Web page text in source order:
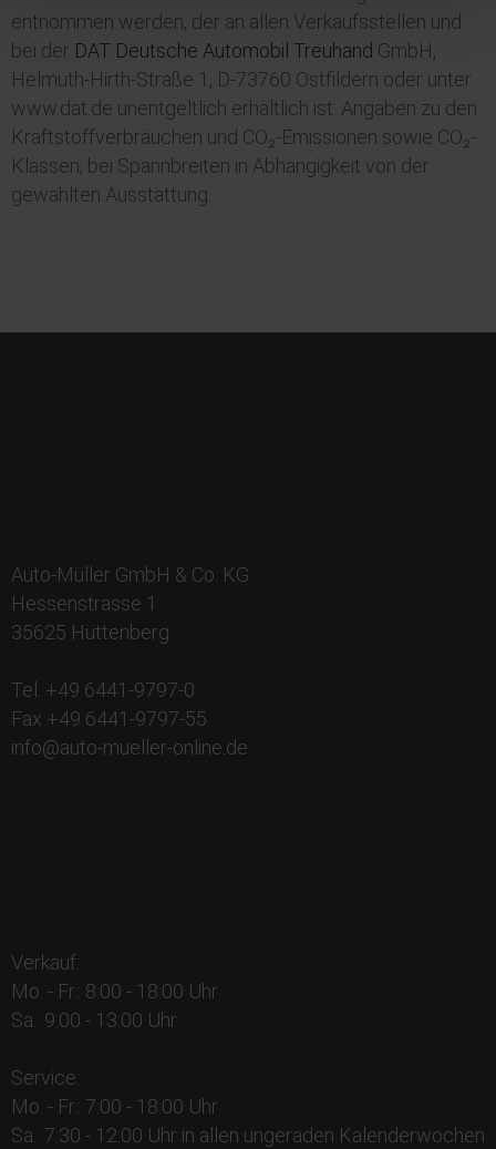
entnommen werden, der an allen Verkaufsstellen und
bei der DAT Deutsche Automobil Treuhand GmbH,
Helmuth-Hirth-Straße 1, D-73760 Ostfildern oder unter
www.dat.de unentgeltlich erhältlich ist. Angaben zu den
Kraftstoffverbräuchen und CO₂-Emissionen sowie CO₂-
Klassen; bei Spannbreiten in Abhängigkeit von der
gewählten Ausstattung.
Auto-Müller GmbH & Co. KG
Hessenstrasse 1
35625 Hüttenberg
Tel. +49 6441-9797-0
Fax +49 6441-9797-55
info@auto-mueller-online.de
Verkauf:
Mo. - Fr.: 8:00 - 18:00 Uhr
Sa.: 9:00 - 13:00 Uhr
Service:
Mo. - Fr.: 7:00 - 18:00 Uhr
Sa.: 7:30 - 12:00 Uhr in allen ungeraden Kalenderwochen